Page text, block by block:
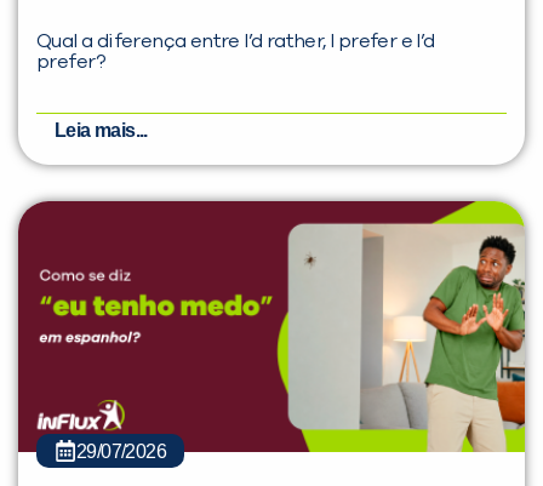
Qual a diferença entre I’d rather, I prefer e I’d
prefer?
Leia mais...
29/07/2026